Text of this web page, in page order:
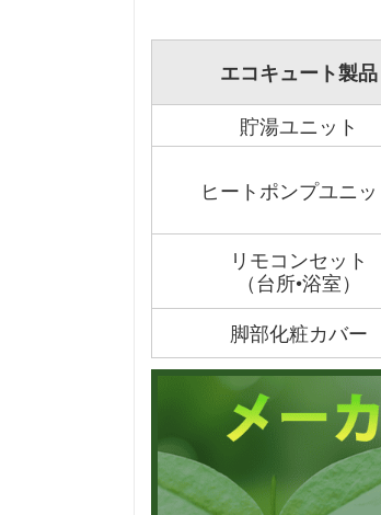
エコキュート製品
貯湯ユニット
ヒートポンプユニッ
リモコンセット
（台所•浴室）
脚部化粧カバー